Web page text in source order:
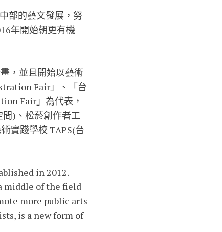
部的藝文發展，努
年開始朝更有機
，並且開始以藝術
Fair」、「台
Fair」為代表，
)、松菸創作者工
實踐學校 TAPS(台
in 2012.
middle of the field
more public arts
is a new form of